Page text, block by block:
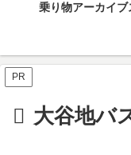
乗り物アーカイブ
PR
大谷地バ